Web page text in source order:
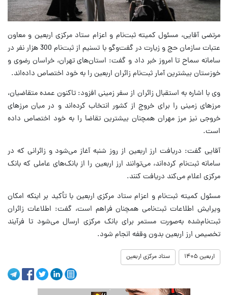
مرتضی آقایی، مسئول کمیته ثبت‌نام و اعزام ستاد مرکزی اربعین و معاون
عتبات سازمان حج و زیارت در گفت‌وگو با تسنیم از ثبت‌نام 300 هزار نفر در
سامانه سماح تا امروز خبر داد و گفت: استان‌های تهران، خراسان رضوی و
خوزستان بیشترین آمار ثبت‌نام زائران اربعین را به خود اختصاص داده‌اند.
وی با اشاره به استقبال زائران از سفر زمینی افزود: تاکنون عمده متقاضیان،
مرزهای زمینی را برای خروج از کشور انتخاب کرده‌اند و در میان مرزهای
خروجی نیز مرز مهران همچنان بیشترین تقاضا را به خود اختصاص داده
است.
آقایی گفت: دریافت ارز اربعین از روز شنبه آغاز می‌شود و زائرانی که در
سامانه ثبت‌نام کرده‌اند، می‌توانند ارز اربعین را از بانک‌های عاملی که بانک
مرکزی اعلام می‌کند دریافت کنند.
مسئول کمیته ثبت‌نام و اعزام ستاد مرکزی اربعین با تأکید بر اینکه امکان
ویرایش اطلاعات ثبت‌نامی همچنان فراهم است، گفت: اطلاعات زائران
ثبت‌نام‌شده به‌صورت مستمر برای بانک مرکزی ارسال می‌شود تا فرآیند
تخصیص ارز اربعین بدون وقفه انجام شود.
اربعین ۱۴۰۵ ستاد مرکزی اربعین